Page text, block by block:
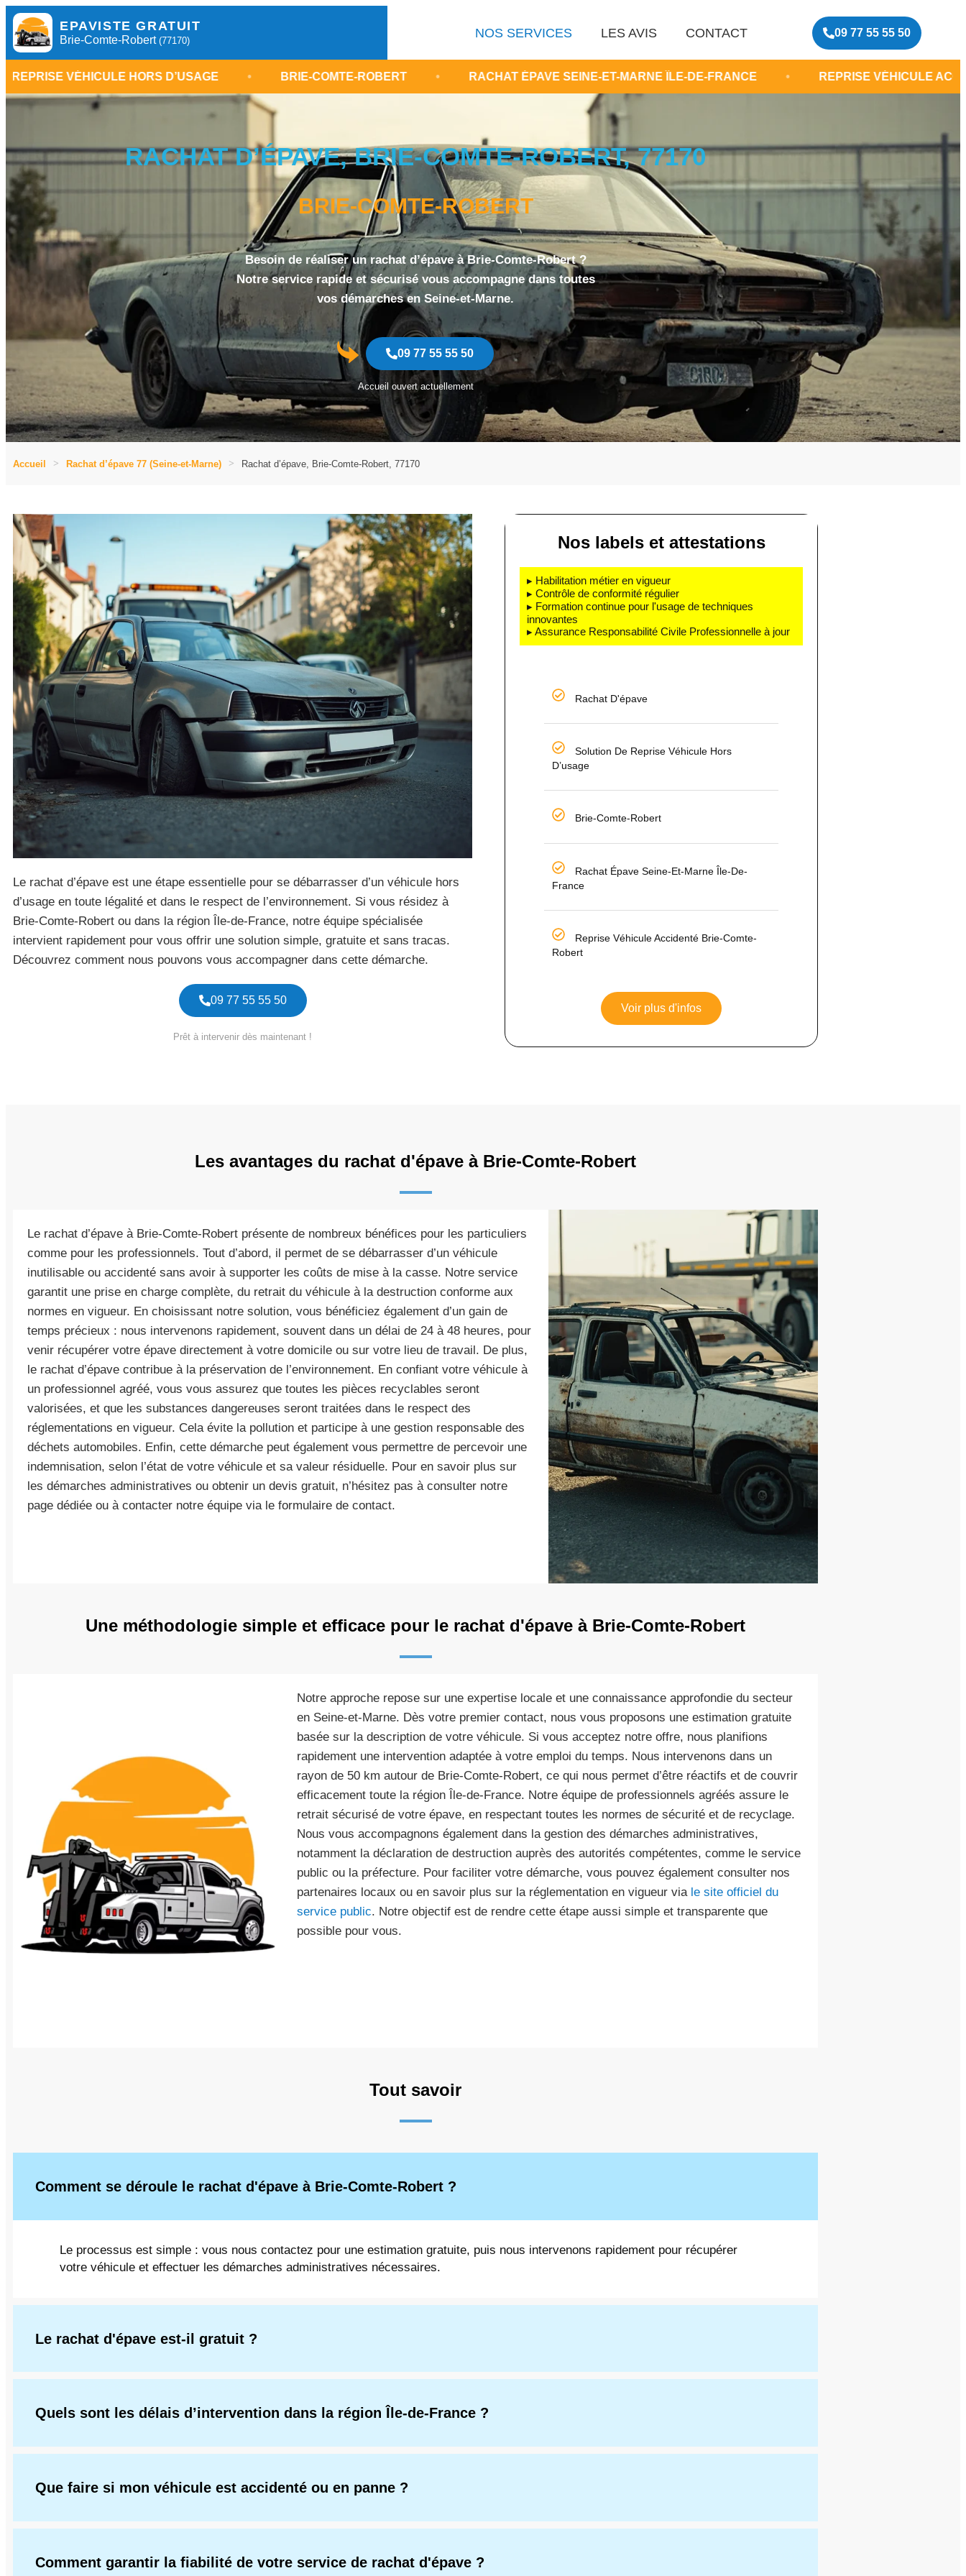
EPAVISTE GRATUIT
Brie-Comte-Robert (77170)
NOS SERVICES LES AVIS CONTACT 09 77 55 55 50
HORS D’USAGE BRIE-COMTE-ROBERT • RACHAT ÉPAVE SEINE-ET-MARNE ÎLE-DE-FRANCE • REPRISE VÉHICULE ACCIDENTÉ BRIE-
RACHAT D’ÉPAVE, BRIE-COMTE-ROBERT, 77170
BRIE-COMTE-ROBERT
Besoin de réaliser un rachat d’épave à Brie-Comte-Robert ?
Notre service rapide et sécurisé vous accompagne dans toutes
vos démarches en Seine-et-Marne.
09 77 55 55 50
Accueil ouvert actuellement
Accueil Rachat d’épave 77 (Seine-et-Marne) Rachat d’épave, Brie-Comte-Robert, 77170
Le rachat d’épave est une étape essentielle pour se débarrasser d’un véhicule hors
d’usage en toute légalité et dans le respect de l’environnement. Si vous résidez à
Brie-Comte-Robert ou dans la région Île-de-France, notre équipe spécialisée
intervient rapidement pour vous offrir une solution simple, gratuite et sans tracas.
Découvrez comment nous pouvons vous accompagner dans cette démarche.
09 77 55 55 50
Prêt à intervenir dès maintenant !
Nos labels et attestations
▸ Habilitation métier en vigueur
▸ Contrôle de conformité régulier
▸ Formation continue pour l'usage de techniques
innovantes
▸ Assurance Responsabilité Civile Professionnelle à jour
Rachat D'épave
Solution De Reprise Véhicule Hors
D’usage
Brie-Comte-Robert
Rachat Épave Seine-Et-Marne Île-De-
France
Reprise Véhicule Accidenté Brie-Comte-
Robert
Voir plus d'infos
Les avantages du rachat d'épave à Brie-Comte-Robert
Le rachat d’épave à Brie-Comte-Robert présente de nombreux bénéfices pour les particuliers
comme pour les professionnels. Tout d’abord, il permet de se débarrasser d’un véhicule
inutilisable ou accidenté sans avoir à supporter les coûts de mise à la casse. Notre service
garantit une prise en charge complète, du retrait du véhicule à la destruction conforme aux
normes en vigueur. En choisissant notre solution, vous bénéficiez également d’un gain de
temps précieux : nous intervenons rapidement, souvent dans un délai de 24 à 48 heures, pour
venir récupérer votre épave directement à votre domicile ou sur votre lieu de travail. De plus,
le rachat d’épave contribue à la préservation de l’environnement. En confiant votre véhicule à
un professionnel agréé, vous vous assurez que toutes les pièces recyclables seront
valorisées, et que les substances dangereuses seront traitées dans le respect des
réglementations en vigueur. Cela évite la pollution et participe à une gestion responsable des
déchets automobiles. Enfin, cette démarche peut également vous permettre de percevoir une
indemnisation, selon l’état de votre véhicule et sa valeur résiduelle. Pour en savoir plus sur
les démarches administratives ou obtenir un devis gratuit, n’hésitez pas à consulter notre
page dédiée ou à contacter notre équipe via le formulaire de contact.
Une méthodologie simple et efficace pour le rachat d'épave à Brie-Comte-Robert
Notre approche repose sur une expertise locale et une connaissance approfondie du secteur
en Seine-et-Marne. Dès votre premier contact, nous vous proposons une estimation gratuite
basée sur la description de votre véhicule. Si vous acceptez notre offre, nous planifions
rapidement une intervention adaptée à votre emploi du temps. Nous intervenons dans un
rayon de 50 km autour de Brie-Comte-Robert, ce qui nous permet d’être réactifs et de couvrir
efficacement toute la région Île-de-France. Notre équipe de professionnels agréés assure le
retrait sécurisé de votre épave, en respectant toutes les normes de sécurité et de recyclage.
Nous vous accompagnons également dans la gestion des démarches administratives,
notamment la déclaration de destruction auprès des autorités compétentes, comme le service
public ou la préfecture. Pour faciliter votre démarche, vous pouvez également consulter nos
partenaires locaux ou en savoir plus sur la réglementation en vigueur via le site officiel du
service public. Notre objectif est de rendre cette étape aussi simple et transparente que
possible pour vous.
Tout savoir
Comment se déroule le rachat d'épave à Brie-Comte-Robert ?
Le processus est simple : vous nous contactez pour une estimation gratuite, puis nous intervenons rapidement pour récupérer
votre véhicule et effectuer les démarches administratives nécessaires.
Le rachat d'épave est-il gratuit ?
Quels sont les délais d’intervention dans la région Île-de-France ?
Que faire si mon véhicule est accidenté ou en panne ?
Comment garantir la fiabilité de votre service de rachat d'épave ?